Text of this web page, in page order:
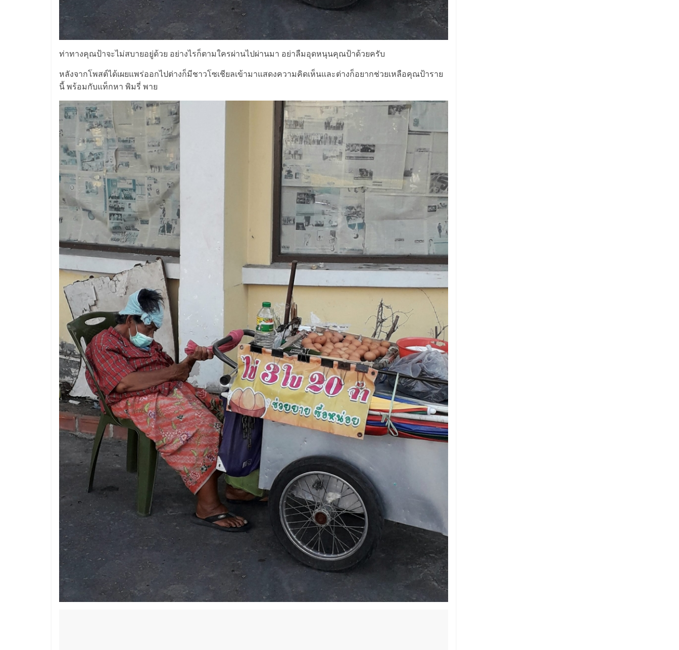
ท่าทางคุณป้าจะไม่สบายอยู่ด้วย อย่างไรก็ตามใครผ่านไปผ่านมา อย่าลืมอุดหนุนคุณป้าด้วยครับ
หลังจากโพสต์ได้เผยแพร่ออกไปต่างก็มีชาวโซเชียลเข้ามาแสดงความคิดเห็นและต่างก็อยากช่วยเหลือคุณป้าราย
นี้ พร้อมกับแท็กหา พิมรี่ พาย